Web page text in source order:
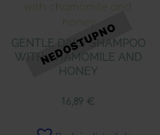
GENTLE DAILY SHAMPOO
WITH CHAMOMILE AND
HONEY
16,89 €